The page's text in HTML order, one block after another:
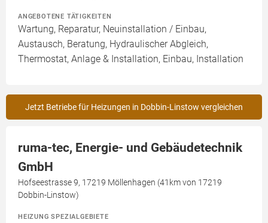
ANGEBOTENE TÄTIGKEITEN
Wartung, Reparatur, Neuinstallation / Einbau,
Austausch, Beratung, Hydraulischer Abgleich,
Thermostat, Anlage & Installation, Einbau, Installation
Jetzt Betriebe für Heizungen in Dobbin-Linstow vergleichen
ruma-tec, Energie- und Gebäudetechnik
GmbH
Hofseestrasse 9, 17219 Möllenhagen (41km von 17219
Dobbin-Linstow)
HEIZUNG SPEZIALGEBIETE